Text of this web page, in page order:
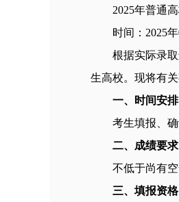
2025年普通
时间：2025
根据实际录
生高校。现将有
一、时间安排
考生填报、
二、成绩要求
不低于尚有
三、填报资格